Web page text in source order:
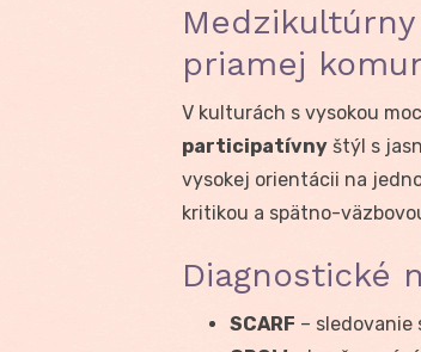
priamej
V kulturách s vysokou
participatívny štýl s
vysokej orientácii na
kritikou a spätno-
Diagnostické
SCARF –